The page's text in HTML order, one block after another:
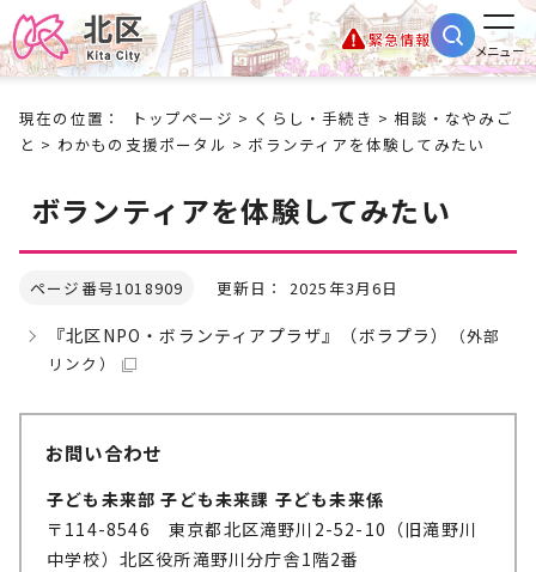
緊急情報
メニュー
現在の位置： トップページ > くらし・手続き >相談・なやみご
と > わかもの支援ポータル > ボランティアを体験してみたい
ボランティアを体験してみたい
ページ番号1018909 更新日： 2025年3月6日
『北区NPO・ボランティアプラザ』（ボラプラ）
（外部
リンク）
お問い合わせ
子ども未来部 子ども未来課 子ども未来係
〒114-8546 東京都北区滝野川2-52-10（旧滝野川
中学校）北区役所滝野川分庁舎1階2番